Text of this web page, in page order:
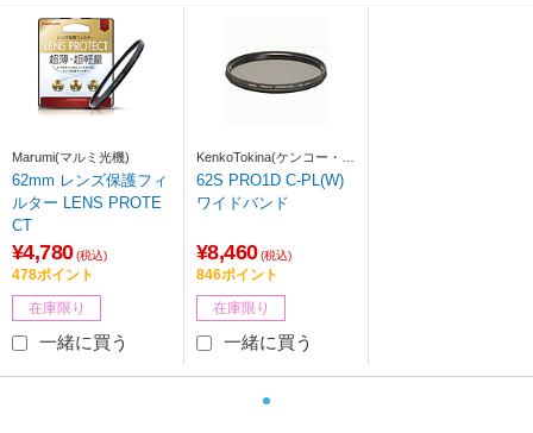
Marumi(マルミ光機)
62mm レンズ保護フィ
ルター LENS PROTE
CT
¥4,780 (税込)
478ポイント
在庫限り
一緒に買う
KenkoTokina(ケンコー・ト
キナー)
62S PRO1D C-PL(W)
ワイドバンド
¥8,460 (税込)
846ポイント
在庫限り
一緒に買う